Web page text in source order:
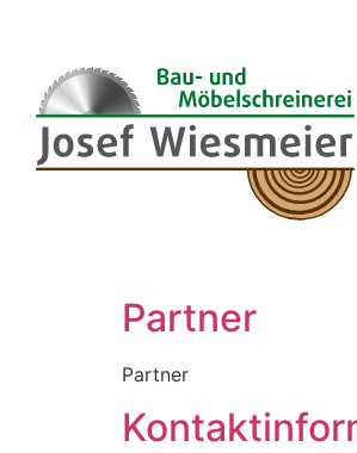
Partner
Partner